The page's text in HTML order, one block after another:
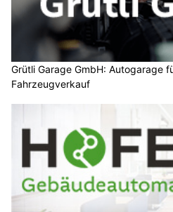
Grütli Garage GmbH: Autogarage
Fahrzeugverkauf